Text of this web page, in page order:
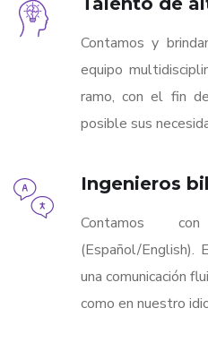
Contamos y
equipo
ramo, con el fin
posible sus
Ingenieros
Contamos
(Español/English).
una comunicación
como en nuestro